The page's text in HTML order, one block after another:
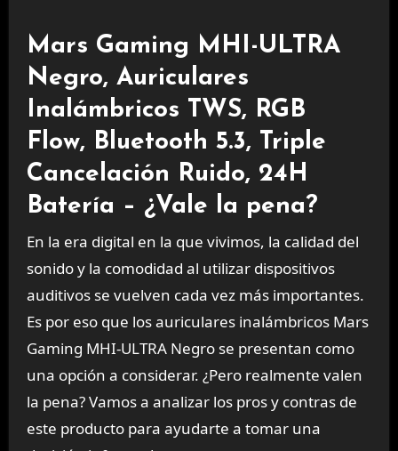
Mars Gaming MHI-ULTRA
Negro, Auriculares
Inalámbricos TWS, RGB
Flow, Bluetooth 5.3, Triple
Cancelación Ruido, 24H
Batería – ¿Vale la pena?
En la era digital en la que vivimos, la calidad del
sonido y la comodidad al utilizar dispositivos
auditivos se vuelven cada vez más importantes.
Es por eso que los auriculares inalámbricos Mars
Gaming MHI-ULTRA Negro se presentan como
una opción a considerar. ¿Pero realmente valen
la pena? Vamos a analizar los pros y contras de
este producto para ayudarte a tomar una